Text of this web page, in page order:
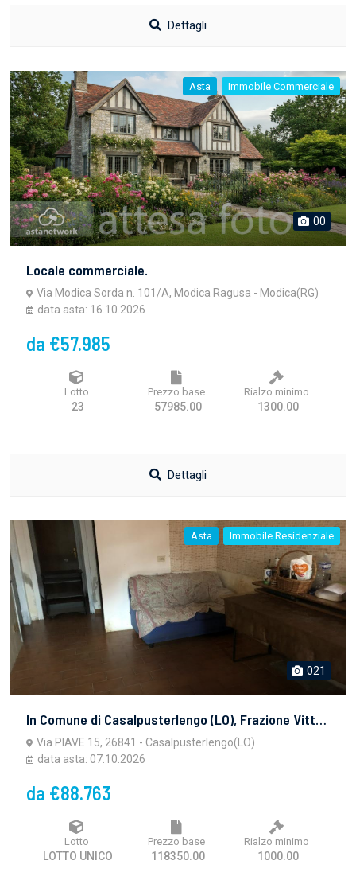
Dettagli
Asta Immobile Commerciale
00
Locale commerciale.
Via Modica Sorda n. 101/A, Modica Ragusa - Modica(RG)
data asta: 16.10.2026
da €57.985
Lotto
23
Prezzo base
57985.00
Rialzo minimo
1300.00
Dettagli
Asta Immobile Residenziale
021
In Comune di Casalpusterlengo (LO), Frazione Vittadone, via Piave n. 15:-piena proprietà per la quota di 1000/1000, appartamento composto da cucina, ripostiglio, disimpegno, bagno, due camere e p...
Via PIAVE 15, 26841 - Casalpusterlengo(LO)
data asta: 07.10.2026
da €88.763
Lotto
LOTTO UNICO
Prezzo base
118350.00
Rialzo minimo
1000.00